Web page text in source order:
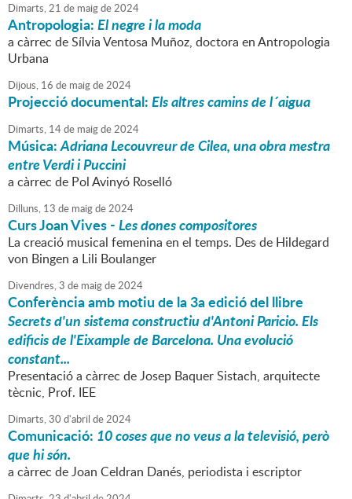
Dimarts,21 de maigde2024
Antropologia:El negre i la moda
a càrrec de Sílvia Ventosa Muñoz, doctora en Antropologia
Urbana
Dijous, 16 de maigde2024
Projecció documental:Els altres camins de l´aigua
Dimarts, 14de maigde2024
Música:Adriana Lecouvreur de Cilea, una obra mestra
entre Verdi i Puccini
a càrrec de Pol Avinyó Roselló
Dilluns, 13 de maigde2024
Curs Joan Vives -Les dones compositores
La creació musical femenina en el temps. Des de Hildegard
von Bingen a Lili Boulanger
Divendres,3 de maigde2024
Conferència amb motiu de la 3a edició del llibre
Secrets d'un sistema constructiu d'Antoni Paricio. Els
edificis de l'Eixample de Barcelona. Una evolució
constant...
Presentació a càrrec de Josep Baquer Sistach, arquitecte
tècnic, Prof. IEE
Dimarts,30 d'abril de2024
Comunicació: 10 coses que no veus a la televisió, però
que hi són.
a càrrec de Joan Celdran Danés, periodista i escriptor